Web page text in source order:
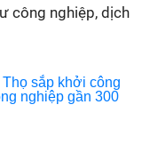
công nghiệp, dịch